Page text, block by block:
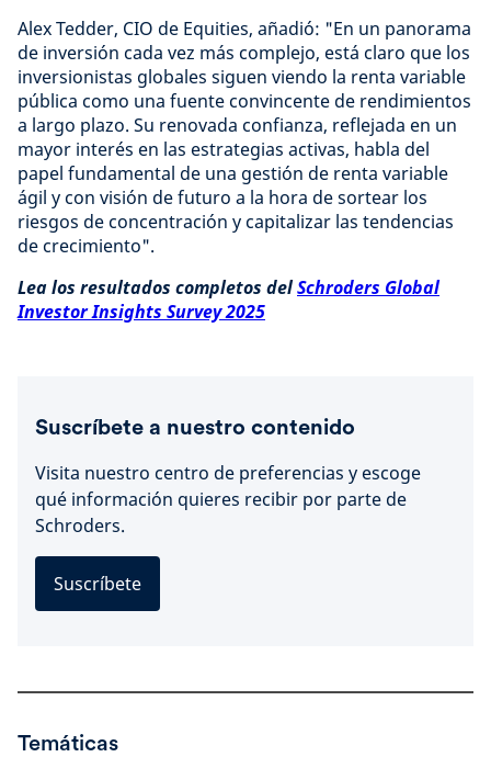
Alex Tedder, CIO de Equities, añadió: "En un panorama
de inversión cada vez más complejo, está claro que los
inversionistas globales siguen viendo la renta variable
pública como una fuente convincente de rendimientos
a largo plazo. Su renovada confianza, reflejada en un
mayor interés en las estrategias activas, habla del
papel fundamental de una gestión de renta variable
ágil y con visión de futuro a la hora de sortear los
riesgos de concentración y capitalizar las tendencias
de crecimiento".
Lea los resultados completos delSchroders Global
Investor Insights Survey 2025
Suscríbete a nuestro contenido
Visita nuestro centro de preferencias y escoge
qué información quieres recibir por parte de
Schroders.
Suscríbete
Temáticas